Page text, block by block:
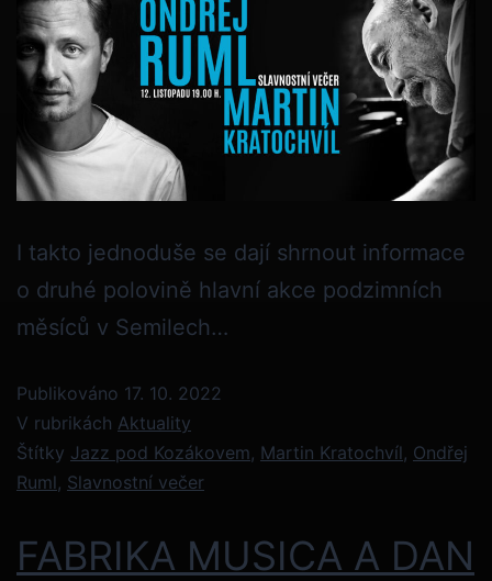
I takto jednoduše se dají shrnout informace
o druhé polovině hlavní akce podzimních
měsíců v Semilech…
Publikováno 17. 10. 2022
V rubrikách Aktuality
Štítky Jazz pod Kozákovem, Martin Kratochvíl, Ondřej
Ruml, Slavnostní večer
FABRIKA MUSICA A DAN